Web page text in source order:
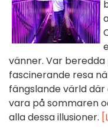
vänner. Var
fascinerande resa
fängslande värld där
vara på sommaren
alla dessa illusioner.